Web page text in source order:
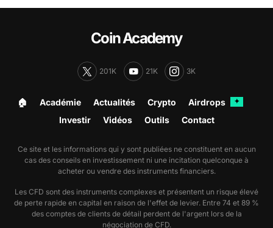
Coin Academy
201K 21K 3K
🏠︎ Académie Actualités Crypto Airdrops ✦
Investir Vidéos Outils Contact
Ce site et les informations qui y sont publiées ne constituent en aucun
cas des conseils en investissement ni une incitation quelconque à
acheter ou vendre des instruments financiers.
Les CFD sont des instruments complexes et présentent un risque élevé
de perte rapide en capital en raison de l'effet de levier. Entre 74 et 89 %
des comptes de clients de détail perdent de l'argent lors de la
négociation de CFD.